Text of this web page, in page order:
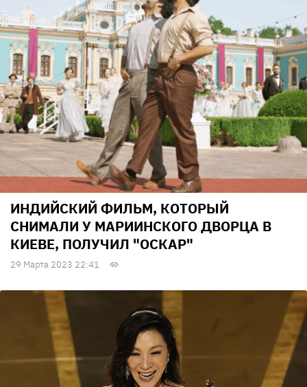
ИНДИЙСКИЙ ФИЛЬМ, КОТОРЫЙ
СНИМАЛИ У МАРИИНСКОГО ДВОРЦА В
КИЕВЕ, ПОЛУЧИЛ "ОСКАР"
29 Марта 2023 22:41